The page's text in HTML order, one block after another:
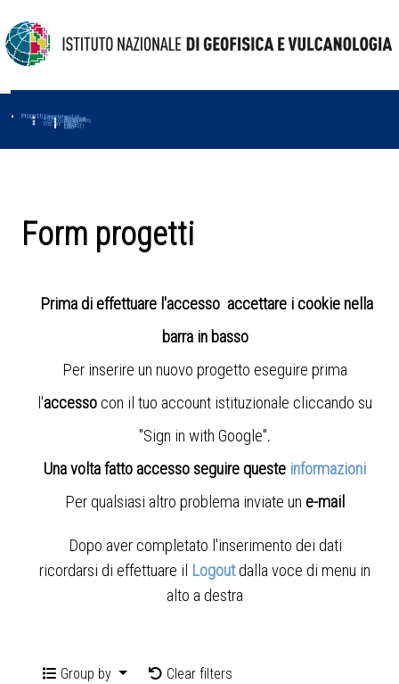
Progetti
Progetti Dipartimentali
AmbienteAmused
Macmap
Tropomag
TerremotiFurther
Muse
Vulcani First
Impact
Love-cf
Uno
Form progetti
Prima di effettuare l'accesso accettare i cookie nella
barra in basso
Per inserire un nuovo progetto eseguire prima
l'accesso con il tuo account istituzionale cliccando su
"Sign in with Google".
Una volta fatto accesso seguire queste informazioni
Per qualsiasi altro problema inviate un e-mail
Dopo aver completato l'inserimento dei dati
ricordarsi di effettuare il Logout dalla voce di menu in
alto a destra
Group by Clear filters